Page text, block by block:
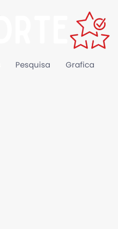
Pesquisa Grafica